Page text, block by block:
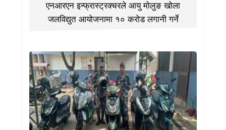
एनआरएन इन्फ्रास्ट्रक्चरले आयु मोलुङ खोला
जलविद्युत आयोजनामा १० करोड लगानी गर्ने